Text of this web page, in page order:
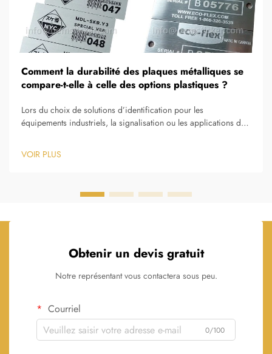
Comment la durabilité des plaques métalliques se
compare-t-elle à celle des options plastiques ?
Lors du choix de solutions d’identification pour les
équipements industriels, la signalisation ou les applications de
et des alternatives en plastique a un impact significatif sur les
performances à long terme et sur l’efficacité économique.
VOIR PLUS
Obtenir un devis gratuit
Notre représentant vous contactera sous peu.
Courriel
0/100